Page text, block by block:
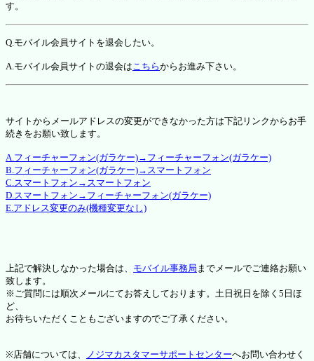
す。
Q.モバイル会員サイトを退会したい。
A.モバイル会員サイトの退会はこちらからお進み下さい。
サイトからメールアドレスの変更ができなかった方は下記リンクからお手
続きをお願い致します。
A.フィーチャーフォン(ガラケー)→フィーチャーフォン(ガラケー)
B.フィーチャーフォン(ガラケー)→スマートフォン
C.スマートフォン→スマートフォン
D.スマートフォン→フィーチャーフォン(ガラケー)
E.アドレス変更のみ(機種変更なし)
上記で解決しなかった場合は、 モバイル事務局 までメールでご連絡お願い
致します。
※ご質問には順次メールにてお答えしております。土日祝日を除く5日ほ
ど、
お待ちいただくこともございますのでご了承ください。
※店舗については、 ノジマカスタマーサポートセンターへお問い合わせく